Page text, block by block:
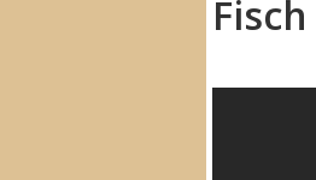
Fisch